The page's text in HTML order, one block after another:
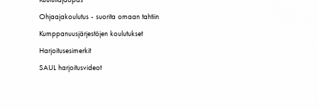
Ohjaajakoulutus - suorita omaan tahtiin
Kumppanuusjärjestöjen koulutukset
Harjoitusesimerkit
SAUL harjoitusvideot